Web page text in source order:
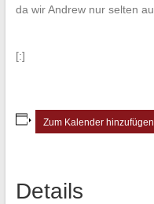
da wir Andrew nur selten
[:]
Zum Kalender hinzufügen
Details